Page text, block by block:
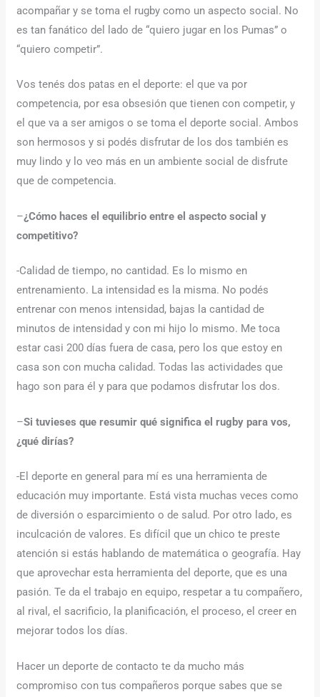
acompañar y se toma el rugby como un aspecto social. No
es tan fanático del lado de “quiero jugar en los Pumas” o
“quiero competir”.
Vos tenés dos patas en el deporte: el que va por
competencia, por esa obsesión que tienen con competir, y
el que va a ser amigos o se toma el deporte social. Ambos
son hermosos y si podés disfrutar de los dos también es
muy lindo y lo veo más en un ambiente social de disfrute
que de competencia.
–¿Cómo haces el equilibrio entre el aspecto social y
competitivo?
-Calidad de tiempo, no cantidad. Es lo mismo en
entrenamiento. La intensidad es la misma. No podés
entrenar con menos intensidad, bajas la cantidad de
minutos de intensidad y con mi hijo lo mismo. Me toca
estar casi 200 días fuera de casa, pero los que estoy en
casa son con mucha calidad. Todas las actividades que
hago son para él y para que podamos disfrutar los dos.
–Si tuvieses que resumir qué significa el rugby para vos,
¿qué dirías?
-El deporte en general para mí es una herramienta de
educación muy importante. Está vista muchas veces como
de diversión o esparcimiento o de salud. Por otro lado, es
inculcación de valores. Es difícil que un chico te preste
atención si estás hablando de matemática o geografía. Hay
que aprovechar esta herramienta del deporte, que es una
pasión. Te da el trabajo en equipo, respetar a tu compañero,
al rival, el sacrificio, la planificación, el proceso, el creer en
mejorar todos los días.
Hacer un deporte de contacto te da mucho más
compromiso con tus compañeros porque sabes que se